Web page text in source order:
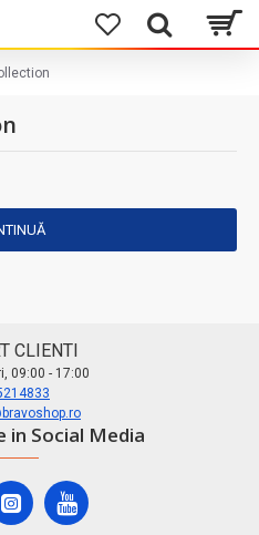
CLIENTI
09:00 - 17:00
in Social Media